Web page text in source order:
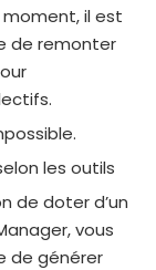
moment, il est
de remonter
les outils
de doter d’un
vous
de générer